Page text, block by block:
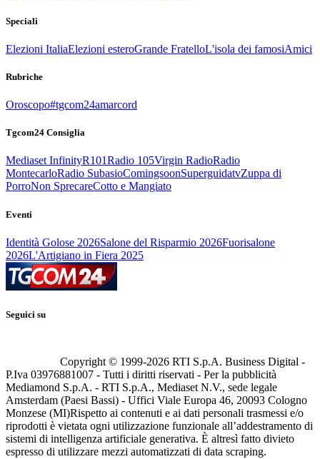
Speciali
Elezioni ItaliaElezioni esteroGrande FratelloL'isola dei famosiAmici
Rubriche
Oroscopo#tgcom24amarcord
Tgcom24 Consiglia
Mediaset InfinityR101Radio 105Virgin RadioRadio
MontecarloRadio SubasioComingsoonSuperguidatvZuppa di
PorroNon SprecareCotto e Mangiato
Eventi
Identità Golose 2026Salone del Risparmio 2026Fuorisalone
2026L'Artigiano in Fiera 2025
Seguici su
Copyright © 1999-2026 RTI S.p.A. Business Digital -
P.Iva 03976881007 - Tutti i diritti riservati - Per la pubblicità
Mediamond S.p.A. - RTI S.p.A., Mediaset N.V., sede legale
Amsterdam (Paesi Bassi) - Uffici Viale Europa 46, 20093 Cologno
Monzese (MI)Rispetto ai contenuti e ai dati personali trasmessi e/o
riprodotti è vietata ogni utilizzazione funzionale all’addestramento di
sistemi di intelligenza artificiale generativa. È altresì fatto divieto
espresso di utilizzare mezzi automatizzati di data scraping.